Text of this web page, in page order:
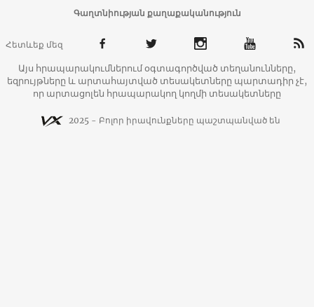
Գաղտնիության քաղաքականություն
Հետևեք մեզ
Այս հրապարակումներում օգտագործված տեղանունները,
եզրույթները և արտահայտված տեսակետները պարտադիր չէ,
որ արտացոլեն հրապարակող կողմի տեսակետները
2025 - Բոլոր իրավունքները պաշտպանված են